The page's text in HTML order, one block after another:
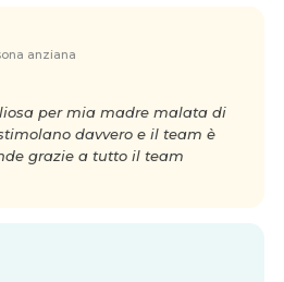
anziana
per mia madre malata di
davvero e il team è
grazie a tutto il team